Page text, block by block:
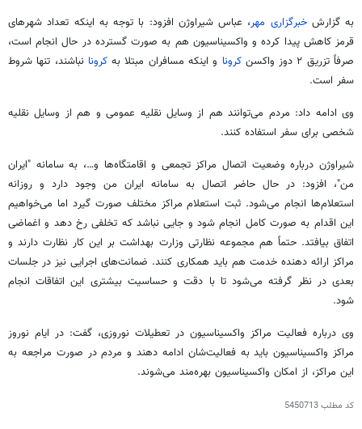
به گزارش خبرگزاری مهر، عباس شیراوژن افزود: با توجه به اینکه تعداد شهرهای
قرمز کاهش پیدا کرده و واکسیناسیون هم به صورت گسترده در حال انجام است،
صرفاً تزریق ۲ دوز واکسن
کرونا و اینکه مسافران مبتلا بهکرونا نباشند، تنها شروط
سفر است.
وی ادامه داد: مردم می‌توانند هم از وسایل نقلیه عمومی و هم از وسایل نقلیه
شخصی برای سفر استفاده کنند.
شیراوژن درباره وضعیت اتصال مراکز تجمعی و اقامتگاه‌ها و…، به سامانه "ایران
من"، افزود: در حال حاضر اتصال به سامانه ایران من وجود دارد و روزانه
استعلام‌ها انجام می‌شود. ثبت استعلام مراکز مختلف صورت گیرد اما می‌خواهیم
این اقدام به صورت کامل انجام شود و جایی نباشد که تخلفی رخ دهد و اغماضی
اتفاق بیافتد. حتماً هم مجموعه نظارتی وزارت بهداشت بر این کار نظارت دارند و
مراکز ارائه دهنده خدمت هم باید همکاری کنند. ضمانت‌های اجرایی نیز در جلسات
بعدی در نظر گرفته می‌شود تا با دقت و حساسیت بیشتری این اتفاقات انجام
شود.
وی درباره فعالیت مراکز واکسیناسیون در تعطیلات نوروزی، گفت: در ایام نوروز
مراکز واکسیناسیون باید به فعالیت‌شان ادامه دهند و مردم در صورت مراجعه به
این مراکز، از امکان واکسیناسیون بهره‌مند می‌شوند.
کد مطلب5450713